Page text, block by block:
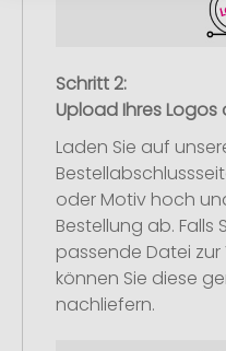
Schritt 2:
Upload Ihres Logos
Laden Sie auf
oder Motiv hoch
Bestellung ab. Falls
passende Datei
können Sie diese
nachliefern.